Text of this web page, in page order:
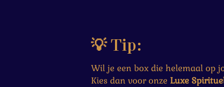
💡Tip:
Wil je een box die helemaal op
Kies dan voor onze Luxe